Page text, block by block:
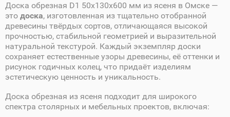
Доска обрезная D1 50х130х600 мм из ясеня в Омске —
это доска, изготовленная из тщательно отобранной
древесины твёрдых сортов, отличающаяся высокой
прочностью, стабильной геометрией и выразительной
натуральной текстурой. Каждый экземпляр доски
сохраняет естественные узоры древесины, её оттенки и
рисунок годичных колец, что придаёт изделиям
эстетическую ценность и уникальность.
Доска обрезная из ясеня подходит для широкого
спектра столярных и мебельных проектов, включая: